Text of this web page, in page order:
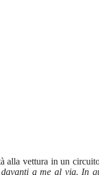
alla vettura in un
a me al via. In